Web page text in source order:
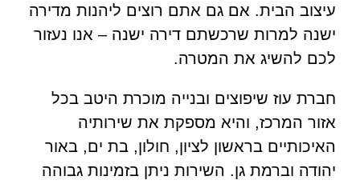
עיצוב הבית. אם גם אתם רוצים ליהנות מדירה
ישנה למרות שרכשתם דירה ישנה – אנו נעזור
לכם להשיג את המטרה.
חברת עוז שיפוצים ובנייה מוכרת היטב בכל
אזור המרכז, והיא מספקת את שירותיה
האיכותיים בראשון לציון, חולון, בת ים, באור
יהודה וברמת גן. השירות ניתן בזמינות גבוהה